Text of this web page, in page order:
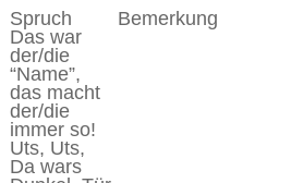
Spruch
Bemerkung
Das war
der/die
“Name”,
das macht
der/die
immer so!
Uts, Uts,
Da wars